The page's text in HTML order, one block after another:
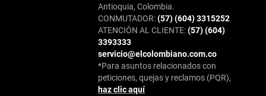
Antioquia, Colombia.
CONMUTADOR:(57) (604) 3315252
ATENCIÓN AL CLIENTE:(57) (604)
3393333
servicio@elcolombiano.com.co
*Para asuntos relacionados con
peticiones, quejas y reclamos (PQR),
haz clic aquí